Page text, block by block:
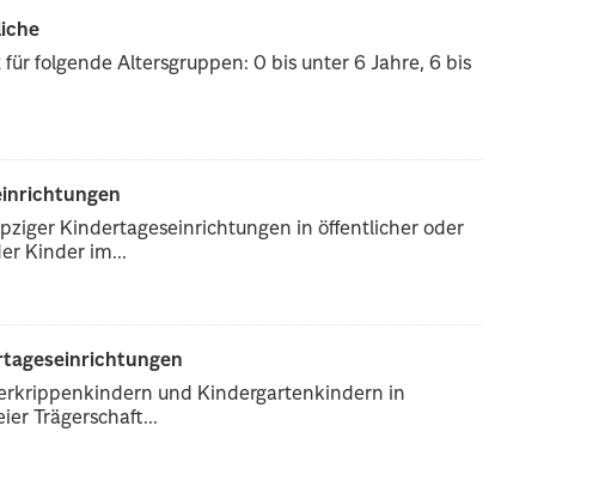
folgende Altersgruppen: 0 bis unter 6 Jahre, 6 bis
Kindertageseinrichtungen in öffentlicher oder
Kinder im...
und Kindergartenkindern in
Trägerschaft...